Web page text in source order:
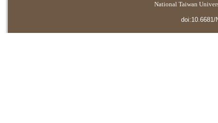
National Taiwan
doi:10.6681/